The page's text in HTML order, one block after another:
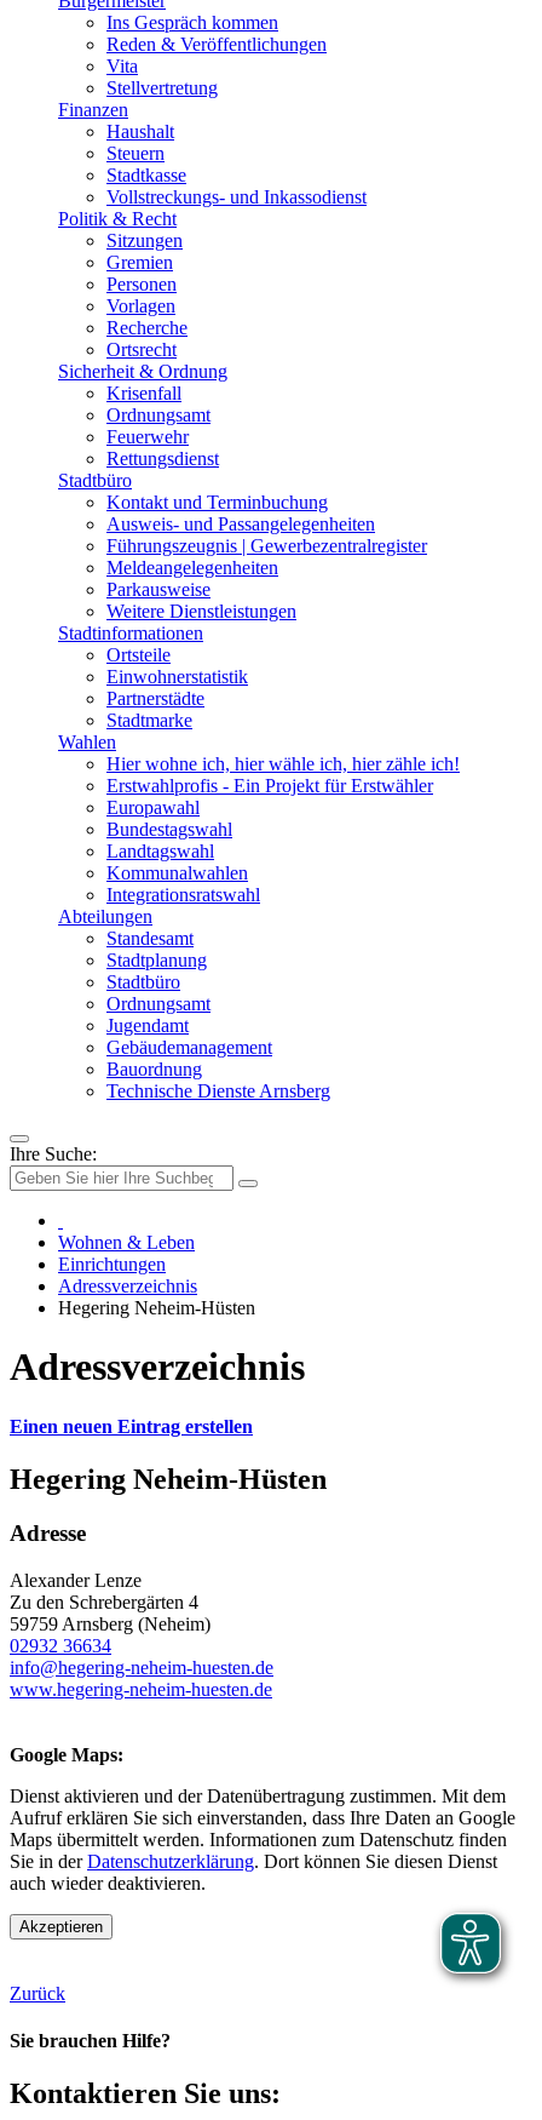
Ins Gespräch kommen
Reden & Veröffentlichungen
Vita
Stellvertretung
Finanzen
Haushalt
Steuern
Stadtkasse
Vollstreckungs- und Inkassodienst
Politik & Recht
Sitzungen
Gremien
Personen
Vorlagen
Recherche
Ortsrecht
Sicherheit & Ordnung
Krisenfall
Ordnungsamt
Feuerwehr
Rettungsdienst
Stadtbüro
Kontakt und Terminbuchung
Ausweis- und Passangelegenheiten
Führungszeugnis | Gewerbezentralregister
Meldeangelegenheiten
Parkausweise
Weitere Dienstleistungen
Stadtinformationen
Ortsteile
Einwohnerstatistik
Partnerstädte
Stadtmarke
Wahlen
Hier wohne ich, hier wähle ich, hier zähle ich!
Erstwahlprofis - Ein Projekt für Erstwähler
Europawahl
Bundestagswahl
Landtagswahl
Kommunalwahlen
Integrationsratswahl
Abteilungen
Standesamt
Stadtplanung
Stadtbüro
Ordnungsamt
Jugendamt
Gebäudemanagement
Bauordnung
Technische Dienste Arnsberg
Ihre Suche:
Wohnen & Leben
Einrichtungen
Adressverzeichnis
Hegering Neheim-Hüsten
Adressverzeichnis
Einen neuen Eintrag erstellen
Hegering Neheim-Hüsten
Adresse
Alexander Lenze
Zu den Schrebergärten 4
59759 Arnsberg (Neheim)
02932 36634
info@hegering-neheim-huesten.de
www.hegering-neheim-huesten.de
Google Maps:
Dienst aktivieren und der Datenübertragung zustimmen. Mit dem
Aufruf erklären Sie sich einverstanden, dass Ihre Daten an Google
Maps übermittelt werden. Informationen zum Datenschutz finden
Sie in derDatenschutzerklärung. Dort können Sie diesen Dienst
auch wieder deaktivieren.
Akzeptieren
Zurück
Sie brauchen Hilfe?
Kontaktieren Sie uns: